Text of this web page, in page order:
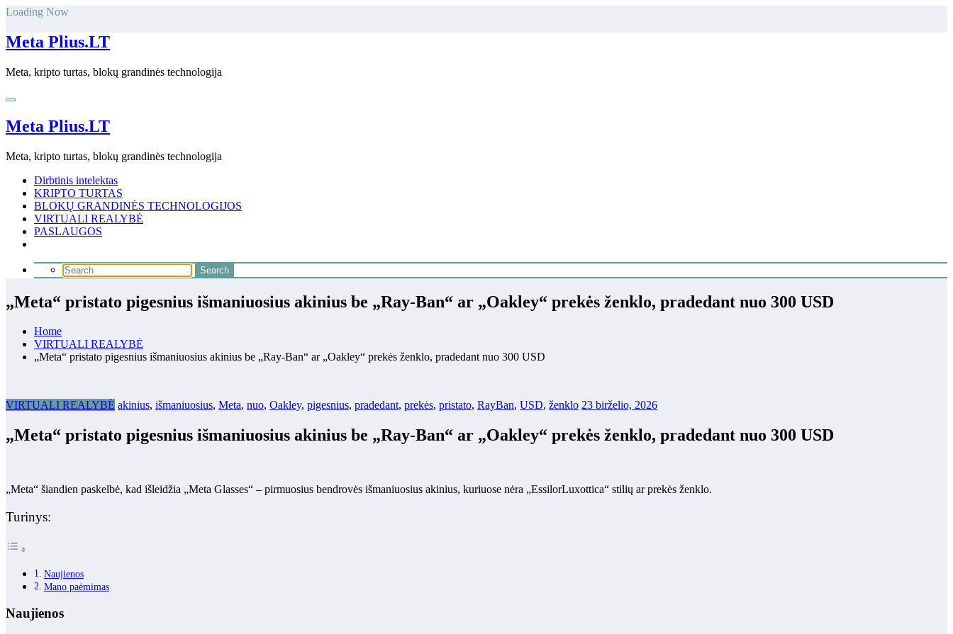
Skip
content
Loading Now
Meta Plius.LT
Meta, kripto turtas, blokų grandinės technologija
Meta Plius.LT
Meta, kripto turtas, blokų grandinės technologija
Dirbtinis intelektas
KRIPTO TURTAS
BLOKŲ GRANDINĖS TECHNOLOGIJOS
VIRTUALI REALYBĖ
PASLAUGOS
„Meta“ pristato pigesnius išmaniuosius akinius be „Ray-Ban“ ar „Oakley“ prekės ženklo, pradedant nuo 300 USD
Home
VIRTUALI REALYBĖ
„Meta“ pristato pigesnius išmaniuosius akinius be „Ray-Ban“ ar „Oakley“ prekės ženklo, pradedant nuo 300 USD
VIRTUALI REALYBĖ akinius, išmaniuosius, Meta, nuo, Oakley, pigesnius, pradedant, prekės, pristato, RayBan, USD, ženklo 23 birželio, 2026
„Meta“ pristato pigesnius išmaniuosius akinius be „Ray-Ban“ ar „Oakley“ prekės ženklo, pradedant nuo 300 USD
„Meta“ šiandien paskelbė, kad išleidžia „Meta Glasses“ – pirmuosius bendrovės išmaniuosius akinius, kuriuose nėra „EssilorLuxottica“ stilių ar prekės ženklo.
Turinys:
Naujienos
Mano paėmimas
Naujienos